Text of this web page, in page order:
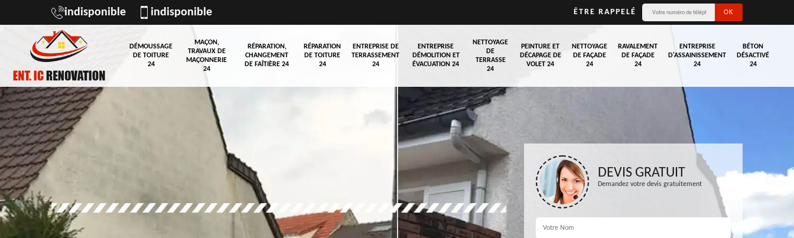
indisponible indisponible ÊTRE RAPPELÉ
DÉMOUSSAGE
DE TOITURE
24
MAÇON,
TRAVAUX DE
MAÇONNERIE
24
RÉPARATION,
CHANGEMENT
DE FAÎTIÈRE 24
RÉPARATION
DE TOITURE
24
ENTREPRISE DE
TERRASSEMENT
24
ENTREPRISE
DÉMOLITION ET
ÉVACUATION 24
NETTOYAGE
DE
TERRASSE
24
PEINTURE ET
DÉCAPAGE DE
VOLET 24
NETTOYAGE
DE FAÇADE
24
RAVALEMENT
DE FAÇADE
24
ENTREPRISE
D'ASSAINISSEMENT
24
BÉTON
DÉSACTIVÉ
24
DEVIS GRATUIT
Demandez votre devis gratuitement